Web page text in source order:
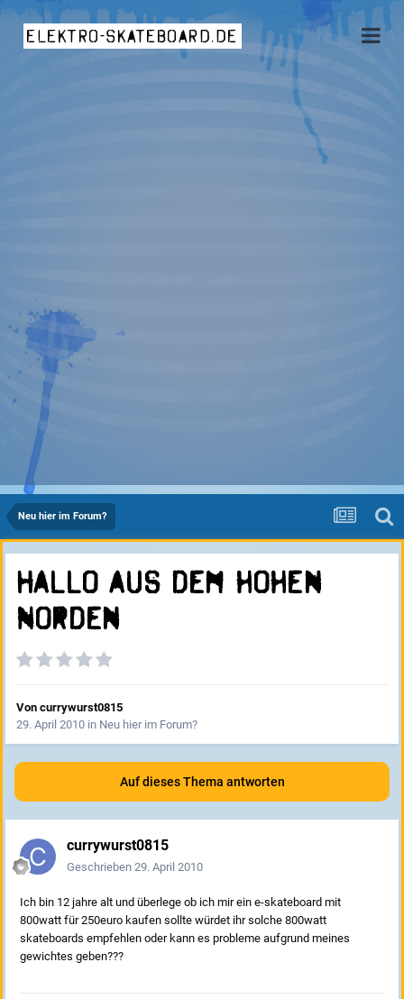
elektro-skateboard.de
Neu hier im Forum?
Hallo aus dem hohen
Norden
Von currywurst0815
29. April 2010 in Neu hier im Forum?
Auf dieses Thema antworten
currywurst0815
Geschrieben 29. April 2010
Ich bin 12 jahre alt und überlege ob ich mir ein e-skateboard mit
800watt für 250euro kaufen sollte würdet ihr solche 800watt
skateboards empfehlen oder kann es probleme aufgrund meines
gewichtes geben???